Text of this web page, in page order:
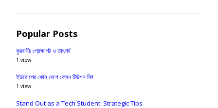
Popular Posts
কুরবানীঃ প্রেক্ষাপট ও তাৎপর্য
1 view
ইউরোপের কোন দেশে কেমন টিউশন ফি!
1 view
Stand Out as a Tech Student: Strategic Tips